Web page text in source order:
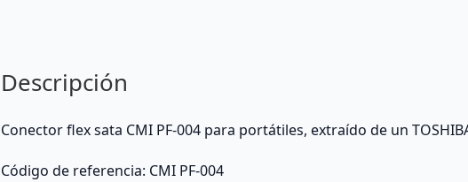
Descripción
Conector flex sata CMI PF-004 para portátiles, extraído de un
Código de referencia: CMI PF-004